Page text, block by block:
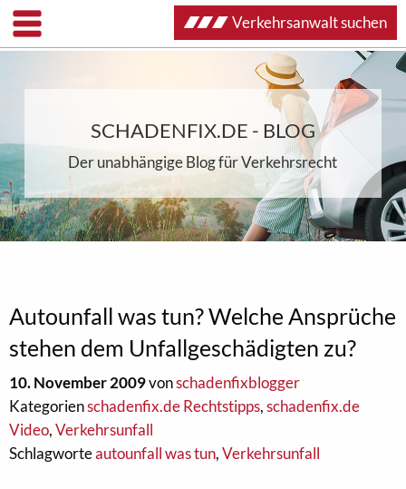
SCHADENFIX.DE - BLOG
Der unabhängige Blog für Verkehrsrecht
Autounfall was tun? Welche Ansprüche
stehen dem Unfallgeschädigten zu?
10. November 2009vonschadenfixblogger
Kategorienschadenfix.de Rechtstipps,schadenfix.de
Video,Verkehrsunfall
Schlagworteautounfall was tun,Verkehrsunfall
Verkehrsanwalt suchen